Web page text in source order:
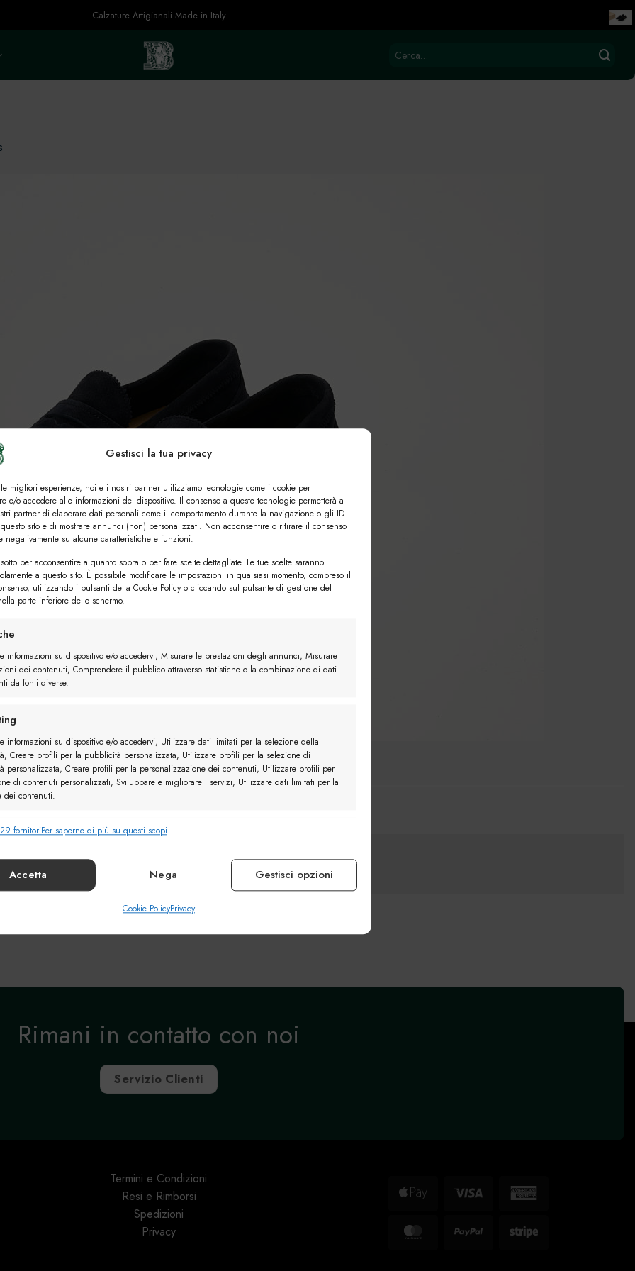
Gestisci la tua privacy
migliori esperienze, noi e i nostri partner utilizziamo tecnologie come i cookie per
e/o accedere alle informazioni del dispositivo. Il consenso a queste tecnologie permetterà a
partner di elaborare dati personali come il comportamento durante la navigazione o gli ID
sito e di mostrare annunci (non) personalizzati. Non acconsentire o ritirare il consenso
negativamente su alcune caratteristiche e funzioni.
per acconsentire a quanto sopra o per fare scelte dettagliate. Le tue scelte saranno
a questo sito. È possibile modificare le impostazioni in qualsiasi momento, compreso il
utilizzando i pulsanti della Cookie Policy o cliccando sul pulsante di gestione del
parte inferiore dello schermo.
informazioni su dispositivo e/o accedervi, Misurare le prestazioni degli annunci, Misurare
dei contenuti, Comprendere il pubblico attraverso statistiche o la combinazione di dati
da fonti diverse.
informazioni su dispositivo e/o accedervi, Utilizzare dati limitati per la selezione della
Creare profili per la pubblicità personalizzata, Utilizzare profili per la selezione di
personalizzata, Creare profili per la personalizzazione dei contenuti, Utilizzare profili per
di contenuti personalizzati, Sviluppare e migliorare i servizi, Utilizzare dati limitati per la
dei contenuti.
Identificare i dispositivi in base alle informazioni trasmesse automaticamente.
la sicurezza, prevenire e rilevare frodi, correggere
fornitoriPer saperne di più su questi scopi
Accetta Nega Gestisci opzioni
Cookie PolicyPrivacy
Calzature Artigianali Made in Italy
Cerca:
Rimani in contatto con noi
Servizio Clienti
Termini e Condizioni
Resi e Rimborsi
Spedizioni
Privacy
Apple
Visa
American
MasterCard
Stripe